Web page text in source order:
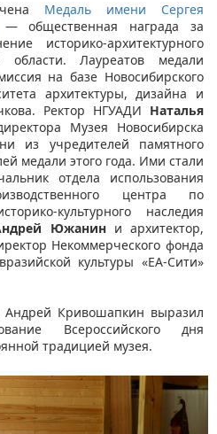
Медаль имени Сергея
— общественная награда за
историко-архитектурного
области. Лауреатов медали
на базе Новосибирского
архитектуры, дизайна и
Ректор НГУАДИ Наталья
Музея Новосибирска
из учредителей памятного
медали этого года. Ими стали
отдела использования
центра по
культурного наследия
Южанини архитектор,
Некоммерческого фонда
культуры «ЕА-Сити»
Андрей Кривошапкин выразил
Всероссийского дня
традицией музея.